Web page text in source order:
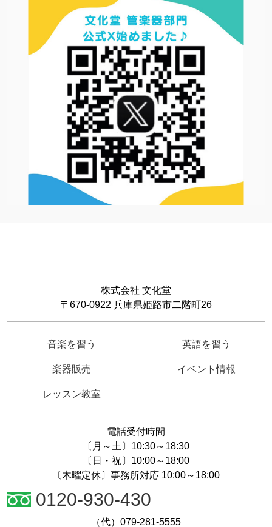
株式会社 文化堂
〒670-0922 兵庫県姫路市二階町26
音楽を習う 英語を習う
楽器販売 イベント情報
レッスン教室
電話受付時間
〔月～土〕10:30～18:30
〔日・祝〕10:00～18:00
〔木曜定休〕事務所対応 10:00～18:00
0120-930-430
（代）079-281-5555